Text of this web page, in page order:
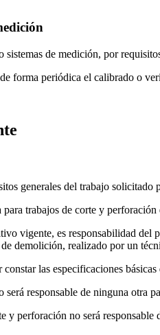
sistemas de medición, por
forma periódica el calibrado o
generales del trabajo
trabajos de corte y perforación
vigente, es responsabilidad
demolición, realizado por un
las especificaciones
responsable de ninguna otra
y perforación no será